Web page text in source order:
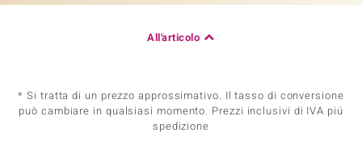
All'articolo
* Si tratta di un prezzo approssimativo. Il tasso di conversione
può cambiare in qualsiasi momento. Prezzi inclusivi di IVA piú
spedizione